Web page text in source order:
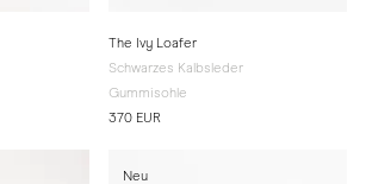
The Ivy Loafer
Schwarzes Kalbsleder
Gummisohle
370 EUR
Neu